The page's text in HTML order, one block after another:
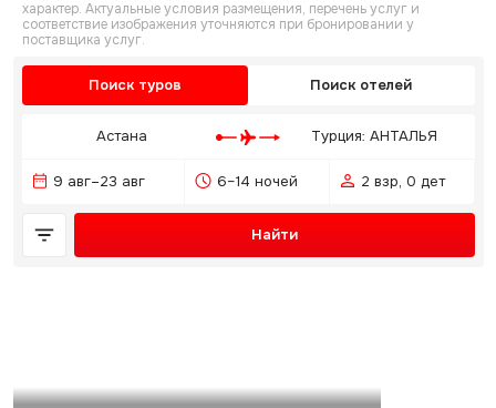
характер. Актуальные условия размещения, перечень услуг и
соответствие изображения уточняются при бронировании у
поставщика услуг.
Поиск туров Поиск отелей
Астана Турция: АНТАЛЬЯ
9 авг–23 авг 6–14 ночей 2 взр, 0 дет
Найти